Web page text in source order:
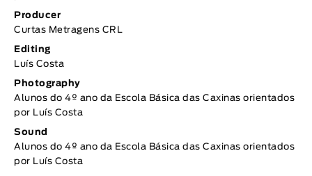
Producer
Curtas Metragens CRL
Editing
Luís Costa
Photography
Alunos do 4º ano da Escola Básica das Caxinas orientados
por Luís Costa
Sound
Alunos do 4º ano da Escola Básica das Caxinas orientados
por Luís Costa